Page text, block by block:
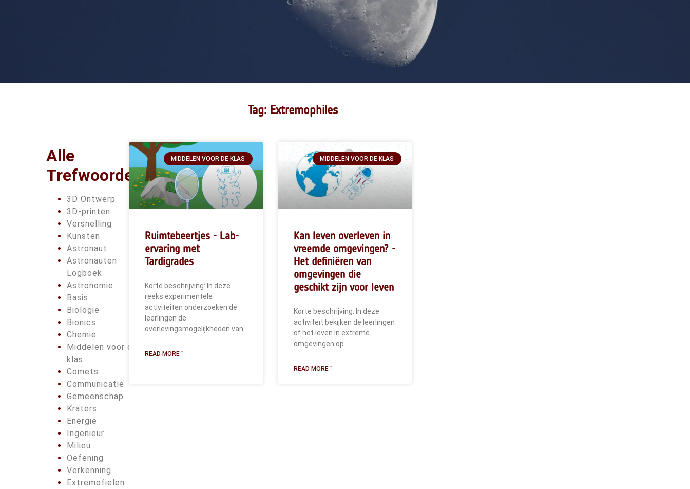
Tag: Extremophiles
Alle
Trefwoorden
3D Ontwerp
3D-printen
Versnelling
Kunsten
Astronaut
Astronauten
Logboek
Astronomie
Basis
Biologie
Bionics
Chemie
Middelen voor de
klas
Comets
Communicatie
Gemeenschap
Kraters
Energie
Ingenieur
Milieu
Oefening
Verkenning
Extremofielen
MIDDELEN VOOR DE KLAS
Ruimtebeertjes - Lab-
ervaring met
Tardigrades
Korte beschrijving: In deze
reeks experimentele
activiteiten onderzoeken de
leerlingen de
overlevingsmogelijkheden van
READ MORE "
MIDDELEN VOOR DE KLAS
Kan leven overleven in
vreemde omgevingen? -
Het definiëren van
omgevingen die
geschikt zijn voor leven
Korte beschrijving: In deze
activiteit bekijken de leerlingen
of het leven in extreme
omgevingen op
READ MORE "